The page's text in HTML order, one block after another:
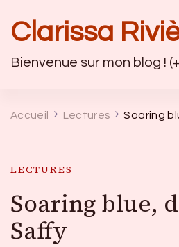
Clarissa
Bienvenue sur mon blog !
Accueil Lectures Soaring
LECTURES
Soaring blue,
Saffy